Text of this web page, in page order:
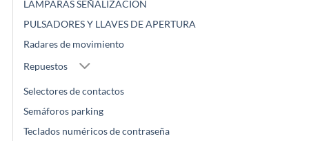
LÁMPARAS SEÑALIZACIÓN
PULSADORES Y LLAVES DE APERTURA
Radares de movimiento
Repuestos
Selectores de contactos
Semáforos parking
Teclados numéricos de contraseña